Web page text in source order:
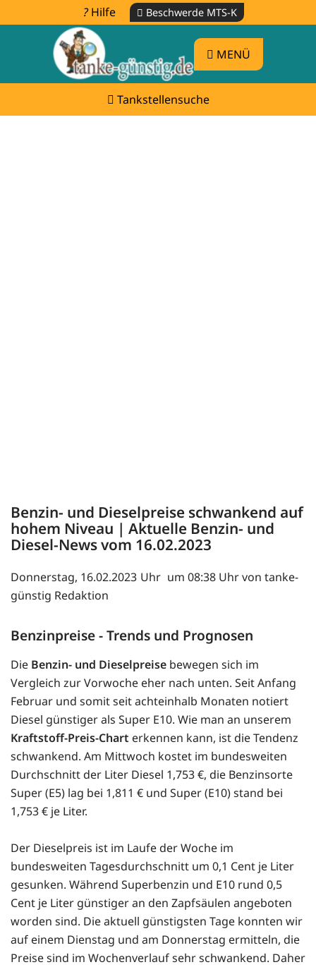
Hilfe Beschwerde MTS-K
MENÜ
Tankstellensuche
Benzin- und Dieselpreise schwankend auf
hohem Niveau | Aktuelle Benzin- und
Diesel-News vom 16.02.2023
Donnerstag, 16.02.2023
um 08:38 Uhr von tanke-
günstig Redaktion
Benzinpreise - Trends und Prognosen
Die Benzin- und Dieselpreise bewegen sich im
Vergleich zur Vorwoche eher nach unten. Seit Anfang
Februar und somit seit achteinhalb Monaten notiert
Diesel günstiger als Super E10. Wie man an unserem
Kraftstoff-Preis-Chart erkennen kann, ist die Tendenz
schwankend. Am Mittwoch kostet im bundesweiten
Durchschnitt der Liter Diesel 1,753 €, die Benzinsorte
Super (E5) lag bei 1,811 € und Super (E10) stand bei
1,753 € je Liter.
Der Dieselpreis ist im Laufe der Woche im
bundesweiten Tagesdurchschnitt um 0,1 Cent je Liter
gesunken. Während Superbenzin und E10 rund 0,5
Cent je Liter günstiger an den Zapfsäulen angeboten
worden sind. Die aktuell günstigsten Tage konnten wir
auf einem Dienstag und am Donnerstag ermitteln, die
Preise sind im Wochenverlauf sehr schwankend. Daher